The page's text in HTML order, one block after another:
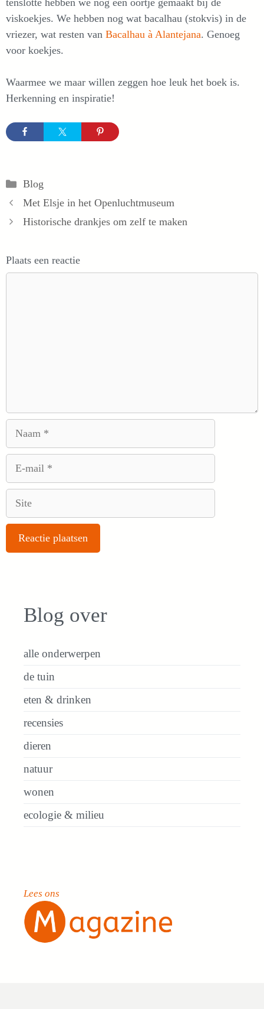
tenslotte hebben we nog een oortje gemaakt bij de
viskoekjes. We hebben nog wat bacalhau (stokvis) in de
vriezer, wat resten van Bacalhau à Alantejana. Genoeg
voor koekjes.
Waarmee we maar willen zeggen hoe leuk het boek is.
Herkenning en inspiratie!
Categorieën
Blog
Met Elsje in het Openluchtmuseum
Historische drankjes om zelf te maken
Plaats een reactie
Blog over
alle onderwerpen
de tuin
eten & drinken
recensies
dieren
natuur
wonen
ecologie & milieu
Lees ons